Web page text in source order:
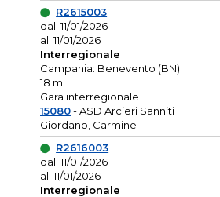
R2615003
dal: 11/01/2026
al: 11/01/2026
Interregionale
Campania: Benevento (BN)
18 m
Gara interregionale
15080- ASD Arcieri Sanniti
Giordano, Carmine
R2616003
dal: 11/01/2026
al: 11/01/2026
Interregionale